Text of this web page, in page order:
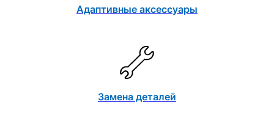
Адаптивные аксессуары
Замена деталей